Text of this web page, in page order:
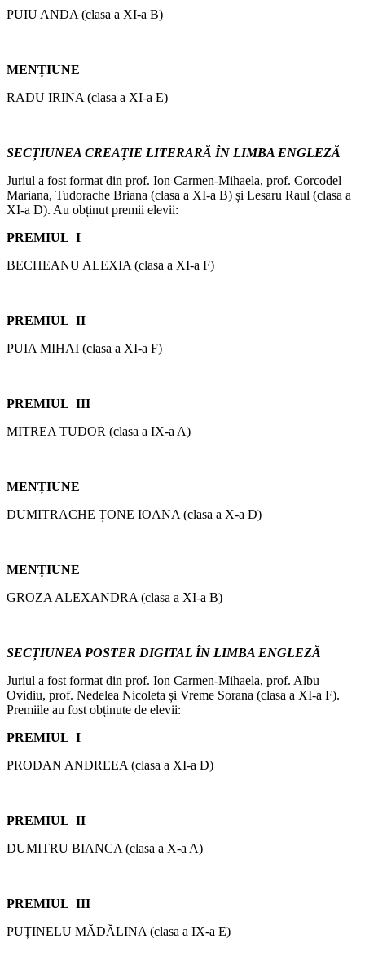
PUIU ANDA (clasa a XI-a B)
MENȚIUNE
RADU IRINA (clasa a XI-a E)
SECȚIUNEA CREAȚIE LITERARĂ ÎN LIMBA ENGLEZĂ
Juriul a fost format din prof. Ion Carmen-Mihaela, prof. Corcodel
Mariana, Tudorache Briana (clasa a XI-a B) și Lesaru Raul (clasa a
XI-a D). Au obținut premii elevii:
PREMIUL I
BECHEANU ALEXIA (clasa a XI-a F)
PREMIUL II
PUIA MIHAI (clasa a XI-a F)
PREMIUL III
MITREA TUDOR (clasa a IX-a A)
MENȚIUNE
DUMITRACHE ȚONE IOANA (clasa a X-a D)
MENȚIUNE
GROZA ALEXANDRA (clasa a XI-a B)
SECȚIUNEA POSTER DIGITAL ÎN LIMBA ENGLEZĂ
Juriul a fost format din prof. Ion Carmen-Mihaela, prof. Albu
Ovidiu, prof. Nedelea Nicoleta și Vreme Sorana (clasa a XI-a F).
Premiile au fost obținute de elevii:
PREMIUL I
PRODAN ANDREEA (clasa a XI-a D)
PREMIUL II
DUMITRU BIANCA (clasa a X-a A)
PREMIUL III
PUȚINELU MĂDĂLINA (clasa a IX-a E)